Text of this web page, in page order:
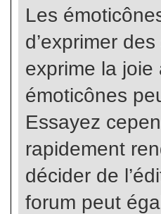
Les
d’exprimer
exprime la joie
émoticônes
Essayez
rapidement
décider de
forum peut